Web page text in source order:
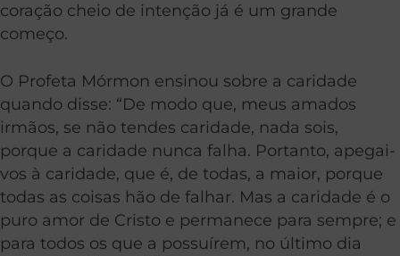
coração cheio de intenção já é um grande
começo.
O Profeta Mórmon ensinou sobre a caridade
quando disse: “De modo que, meus amados
irmãos, se não tendes caridade, nada sois,
porque a caridade nunca falha. Portanto, apegai-
vos à caridade, que é, de todas, a maior, porque
todas as coisas hão de falhar. Mas a caridade é o
puro amor de Cristo e permanece para sempre; e
para todos os que a possuírem, no último dia